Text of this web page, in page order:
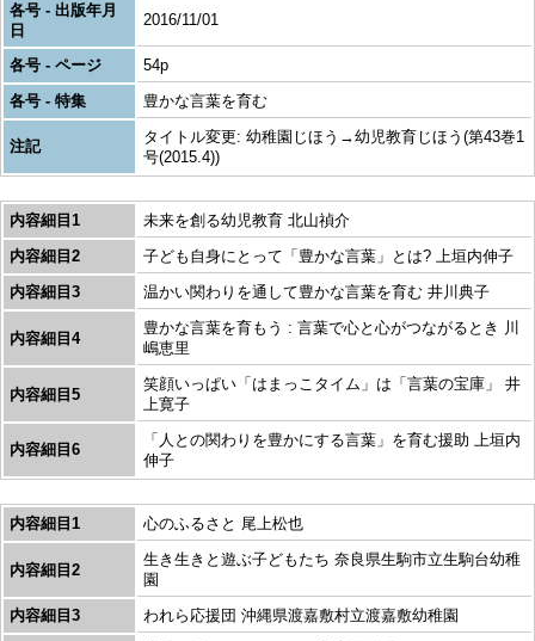
各号 - 出版年月
日
2016/11/01
各号 - ページ
54p
各号 - 特集
豊かな言葉を育む
注記
タイトル変更: 幼稚園じほう→幼児教育じほう(第43巻1
号(2015.4))
内容細目1
未来を創る幼児教育 北山禎介
内容細目2
子ども自身にとって「豊かな言葉」とは? 上垣内伸子
内容細目3
温かい関わりを通して豊かな言葉を育む 井川典子
内容細目4
豊かな言葉を育もう : 言葉で心と心がつながるとき 川
嶋恵里
内容細目5
笑顔いっぱい「はまっこタイム」は「言葉の宝庫」 井
上寛子
内容細目6
「人との関わりを豊かにする言葉」を育む援助 上垣内
伸子
内容細目1 心のふるさと 尾上松也
内容細目2
生き生きと遊ぶ子どもたち 奈良県生駒市立生駒台幼稚
園
内容細目3
われら応援団 沖縄県渡嘉敷村立渡嘉敷幼稚園